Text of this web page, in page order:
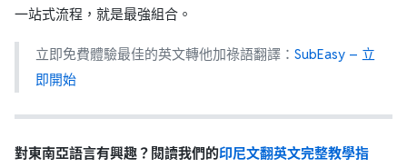
一站式流程，就是最強組合。
立即免費體驗最佳的英文轉他加祿語翻譯： SubEasy – 立
即開始
對東南亞語言有興趣？閱讀我們的印尼文翻英文完整教學指